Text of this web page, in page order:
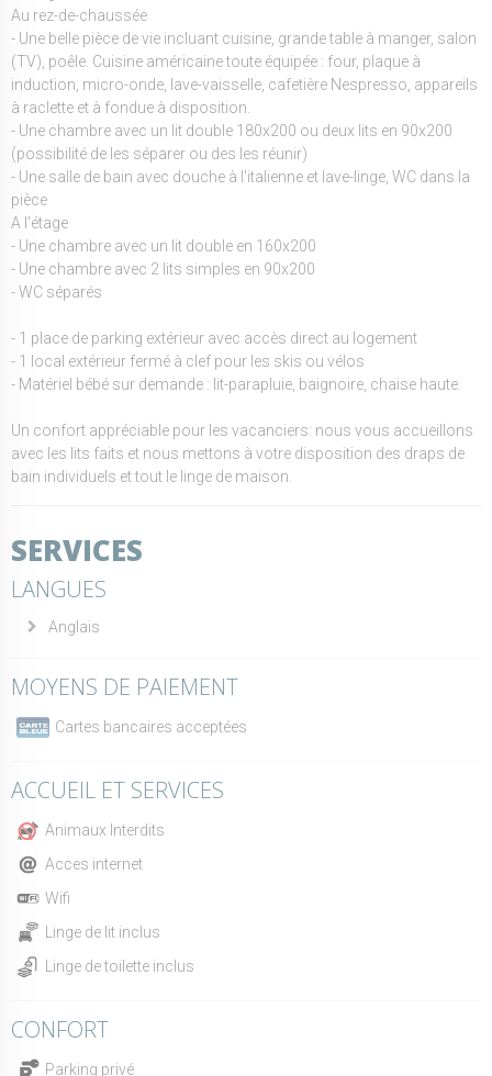
Au rez-de-chaussée
- Une belle pièce de vie incluant cuisine, grande table à manger, salon
(TV), poêle. Cuisine américaine toute équipée : four, plaque à
induction, micro-onde, lave-vaisselle, cafetière Nespresso, appareils
à raclette et à fondue à disposition.
- Une chambre avec un lit double 180x200 ou deux lits en 90x200
(possibilité de les séparer ou des les réunir)
- Une salle de bain avec douche à l'italienne et lave-linge, WC dans la
pièce
A l'étage
- Une chambre avec un lit double en 160x200
- Une chambre avec 2 lits simples en 90x200
- WC séparés
- 1 place de parking extérieur avec accès direct au logement
- 1 local extérieur fermé à clef pour les skis ou vélos
- Matériel bébé sur demande : lit-parapluie, baignoire, chaise haute.
Un confort appréciable pour les vacanciers: nous vous accueillons
avec les lits faits et nous mettons à votre disposition des draps de
bain individuels et tout le linge de maison.
SERVICES
LANGUES
Anglais
MOYENS DE PAIEMENT
Cartes bancaires acceptées
ACCUEIL ET SERVICES
Animaux Interdits
Acces internet
Wifi
Linge de lit inclus
Linge de toilette inclus
CONFORT
Parking privé